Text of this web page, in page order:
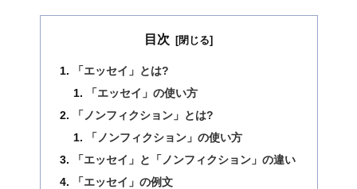
目次
「エッセイ」とは?
「エッセイ」の使い方
「ノンフィクション」とは?
「ノンフィクション」の使い方
「エッセイ」と「ノンフィクション」の違い
「エッセイ」の例文